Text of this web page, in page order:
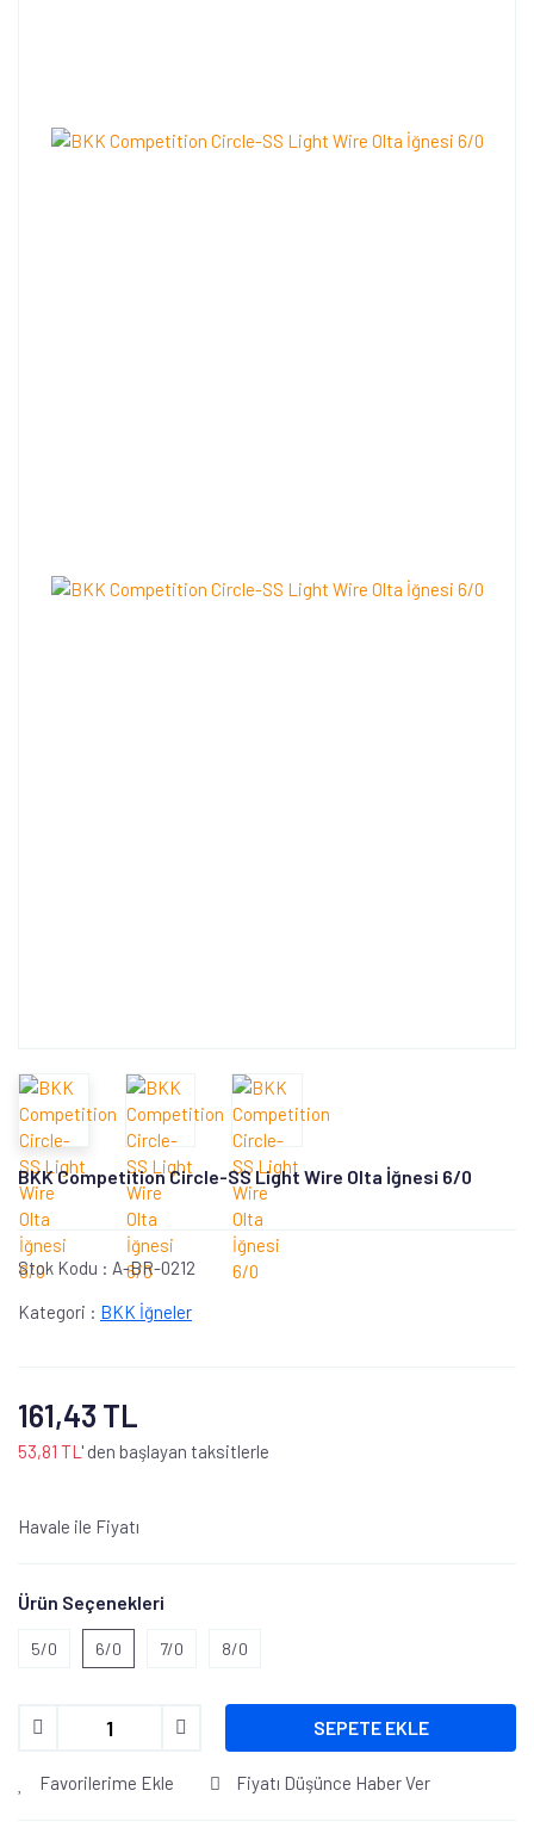
BKK Competition Circle-SS Light Wire Olta İğnesi 6/0
Stok Kodu : A-BR-0212
Kategori : BKK İğneler
161,43 TL
53,81 TL ' den başlayan taksitlerle
Havale ile Fiyatı
Ürün Seçenekleri
5/0 6/0 7/0 8/0
SEPETE EKLE
Favorilerime Ekle Fiyatı Düşünce Haber Ver